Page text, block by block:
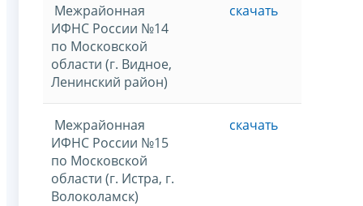
Межрайонная
ИФНС России №14
по Московской
области (г. Видное,
Ленинский район)
скачать
Межрайонная
ИФНС России №15
по Московской
области (г. Истра, г.
Волоколамск)
скачать